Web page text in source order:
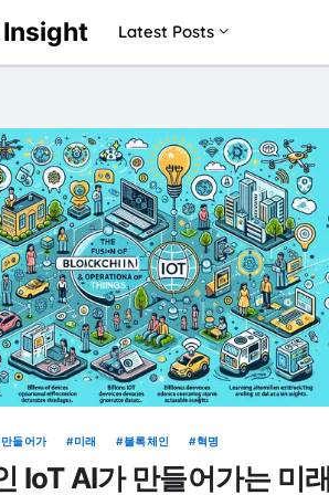
Insight Latest Posts
만들어가 미래 블록체인 혁명
IoT AI가 만들어가는 미